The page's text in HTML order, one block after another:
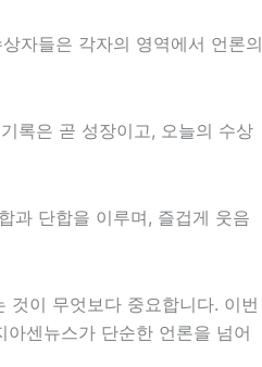
자들은 각자의 영역에서 언론의
록은 곧 성장이고, 오늘의 수상
과 단합을 이루며, 즐겁게 웃음
것이 무엇보다 중요합니다. 이번
센뉴스가 단순한 언론을 넘어